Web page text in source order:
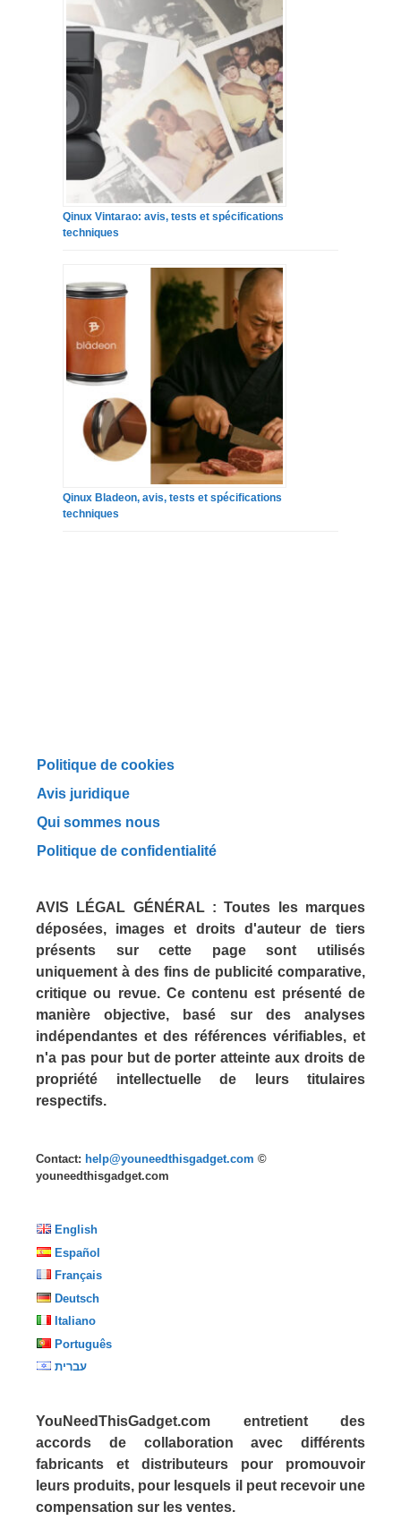
Qinux Vintarao: avis, tests et spécifications
techniques
Qinux Bladeon, avis, tests et spécifications
techniques
Politique de cookies
Avis juridique
Qui sommes nous
Politique de confidentialité
AVIS LÉGAL GÉNÉRAL : Toutes les marques
déposées, images et droits d'auteur de tiers
présents sur cette page sont utilisés
uniquement à des fins de publicité comparative,
critique ou revue. Ce contenu est présenté de
manière objective, basé sur des analyses
indépendantes et des références vérifiables, et
n'a pas pour but de porter atteinte aux droits de
propriété intellectuelle de leurs titulaires
respectifs.
Contact: help@youneedthisgadget.com ©
youneedthisgadget.com
English
Español
Français
Deutsch
Italiano
Português
עברית
YouNeedThisGadget.com entretient des
accords de collaboration avec différents
fabricants et distributeurs pour promouvoir
leurs produits, pour lesquels il peut recevoir une
compensation sur les ventes.